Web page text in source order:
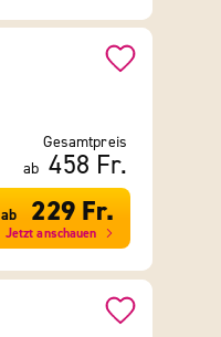
Gesamtpreis
ab 458 Fr.
ab 229 Fr.
Jetzt anschauen